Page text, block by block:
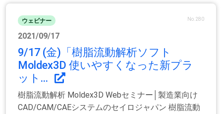
ウェビナー No.280
2021/09/17
9/17 (金)「樹脂流動解析ソフト
Moldex3D 使いやすくなった新プラ
ット...
樹脂流動解析 Moldex3D Webセミナー│製造業向け
CAD/CAM/CAEシステムのセイロジャパン 樹脂流動